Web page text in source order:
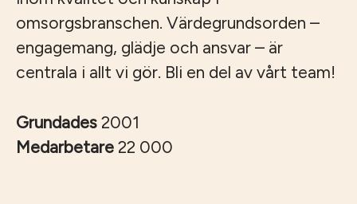
omsorgsbranschen. Värdegrundsorden –
engagemang, glädje och ansvar – är
centrala i allt vi gör. Bli en del av vårt team!
Grundades 2001
Medarbetare 22 000